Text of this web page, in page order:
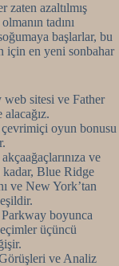
zaten azaltılmış
tadını
başlarlar, bu
için en yeni sonbahar
web sitesi ve Father
alacağız.
oyun bonusu
akçaağaçlarınıza ve
kadar, Blue Ridge
ve New York’tan
boyunca
üçüncü
ve Analiz